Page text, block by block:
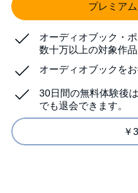
プレミア
オーディオブック・
数十万以上の対象作品
オーディオブックを
30日間の無料体験後
でも退会できます。
￥